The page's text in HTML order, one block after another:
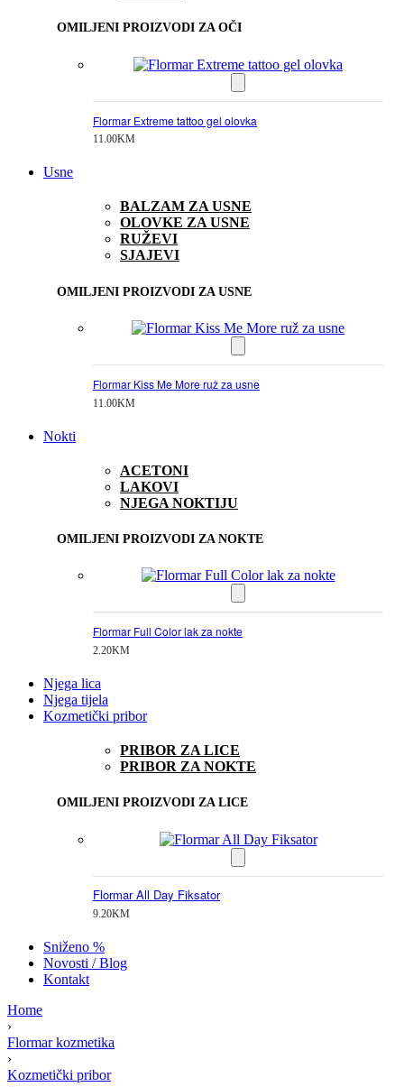
OMILJENI PROIZVODI ZA OČI
Flormar Extreme tattoo gel olovka
11.00KM
Usne
BALZAM ZA USNE
OLOVKE ZA USNE
RUŽEVI
SJAJEVI
OMILJENI PROIZVODI ZA USNE
Flormar Kiss Me More ruž za usne
11.00KM
Nokti
ACETONI
LAKOVI
NJEGA NOKTIJU
OMILJENI PROIZVODI ZA NOKTE
Flormar Full Color lak za nokte
2.20KM
Njega lica
Njega tijela
Kozmetički pribor
PRIBOR ZA LICE
PRIBOR ZA NOKTE
OMILJENI PROIZVODI ZA LICE
Flormar All Day Fiksator
9.20KM
Sniženo %
Novosti / Blog
Kontakt
Home
›
Flormar kozmetika
›
Kozmetički pribor